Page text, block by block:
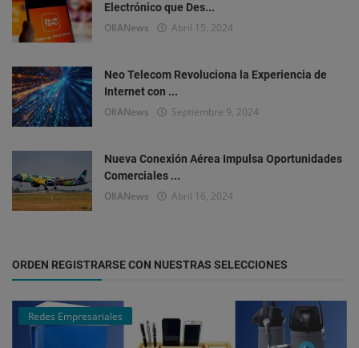
Electrónico que Des...
OlIANews Abril 15, 2024
Neo Telecom Revoluciona la Experiencia de
Internet con ...
OlIANews Septiembre 9, 2024
Nueva Conexión Aérea Impulsa Oportunidades
Comerciales ...
OlIANews Abril 16, 2024
ORDEN REGISTRARSE CON NUESTRAS SELECCIONES
Redes Empresariales